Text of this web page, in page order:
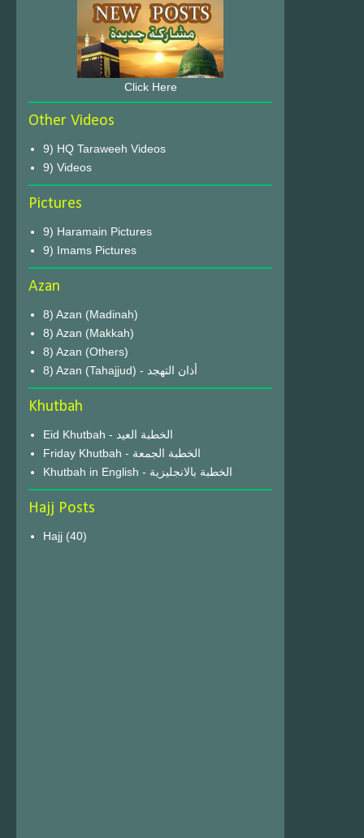
Click Here
Other Videos
9) HQ Taraweeh Videos
9) Videos
Pictures
9) Haramain Pictures
9) Imams Pictures
Azan
8) Azan (Madinah)
8) Azan (Makkah)
8) Azan (Others)
8) Azan (Tahajjud) - أذان التهجد
Khutbah
Eid Khutbah - الخطبة العيد
Friday Khutbah - الخطبة الجمعة
Khutbah in English - الخطبة بالانجليزية
Hajj Posts
Hajj (40)